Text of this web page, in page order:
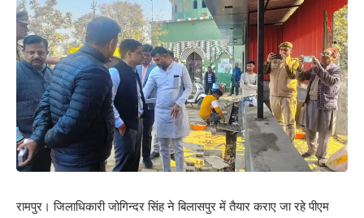
रामपुर। जिलाधिकारी जोगिन्दर सिंह ने बिलासपुर में तैयार कराए जा रहे पीएम